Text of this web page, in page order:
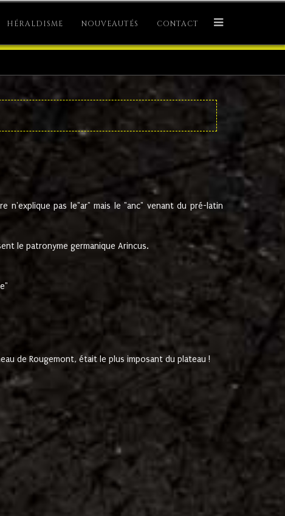
HÉRALDISME NOUVEAUTÉS CONTACT
n'explique pas le"ar" mais le "anc" venant du pré-latin
le patronyme germanique Arincus.
de Rougemont, était le plus imposant du plateau !